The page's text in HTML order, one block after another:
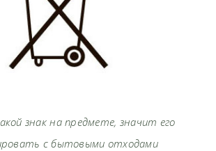
знак на предмете, значит его
с бытовыми отходами